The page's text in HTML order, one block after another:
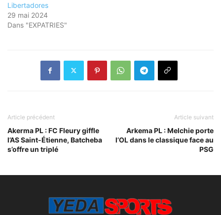
Libertadores
29 mai 2024
Dans "EXPATRIES"
Article précédent
Akerma PL : FC Fleury giffle
l’AS Saint-Étienne, Batcheba
s’offre un triplé
Article suivant
Arkema PL : Melchie porte
l’OL dans le classique face au
PSG